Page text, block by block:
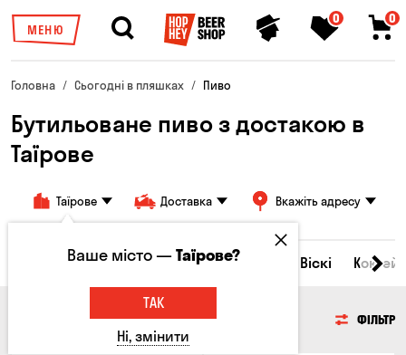
МЕНЮ
0 0
Головна Сьогодні в пляшках Пиво
Бутильоване пиво з достакою в
Таїрове
Таїрове Доставка Вкажіть адресу
Всі товари Пиво Сидр Віскі
ФІЛЬТР
Ваше місто —Таїрове?
ТАК
Ні, змінити